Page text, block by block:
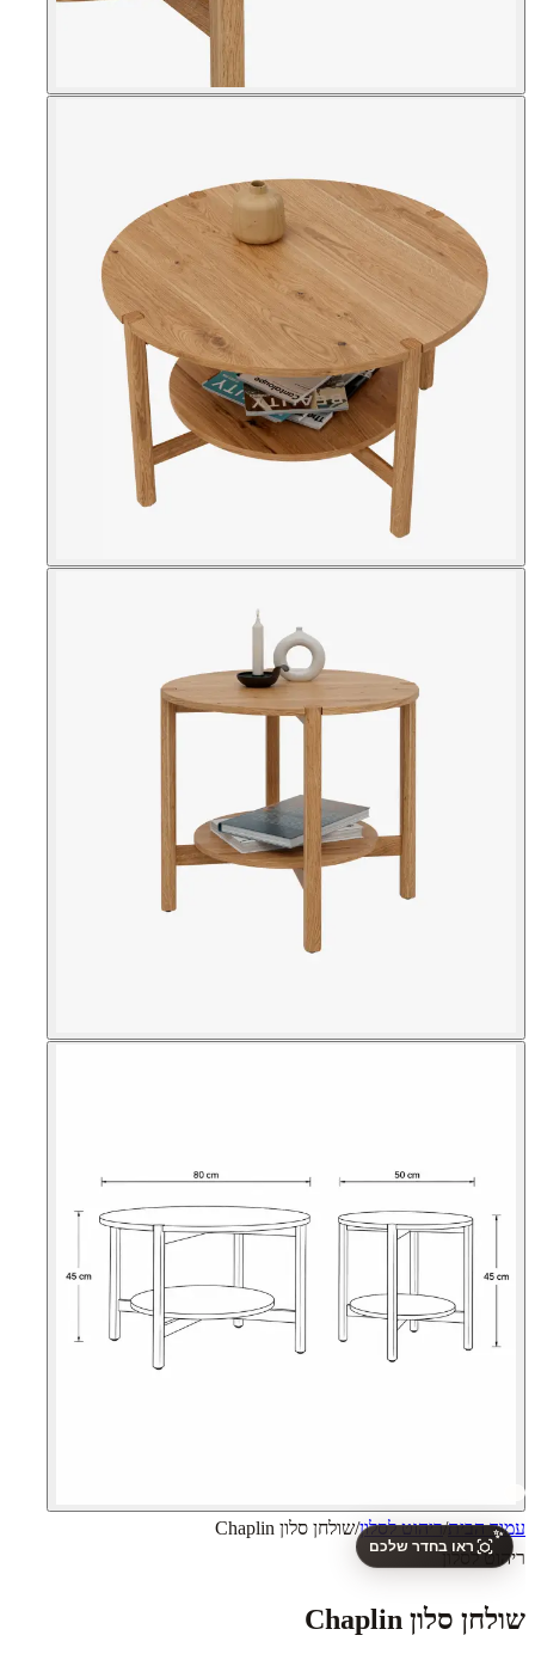
✨
ראו בחדר שלכם
עמוד הבית/ריהוט לסלון/שולחן סלון Chaplin
ריהוט לסלון
שולחן סלון Chaplin